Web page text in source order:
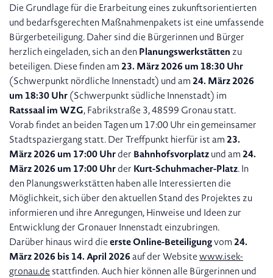
Die Grundlage für die Erarbeitung eines zukunftsorientierten
und bedarfsgerechten Maßnahmenpakets ist eine umfassende
Bürgerbeteiligung. Daher sind die Bürgerinnen und Bürger
herzlich eingeladen, sich an denPlanungswerkstätten zu
beteiligen. Diese finden am 23. März 2026 um 18:30 Uhr
(Schwerpunkt nördliche Innenstadt) und am 24. März 2026
um 18:30 Uhr(Schwerpunkt südliche Innenstadt) im
Ratssaal im WZG, Fabrikstraße 3, 48599 Gronau statt.
Vorab findet an beiden Tagen um 17:00 Uhr ein gemeinsamer
Stadtspaziergang statt. Der Treffpunkt hierfür ist am 23.
März 2026 um 17:00 Uhrder Bahnhofsvorplatzund am 24.
März 2026 um 17:00 Uhrder Kurt-Schuhmacher-Platz. In
den Planungswerkstätten haben alle Interessierten die
Möglichkeit, sich über den aktuellen Stand des Projektes zu
informieren und ihre Anregungen, Hinweise und Ideen zur
Entwicklung der Gronauer Innenstadt einzubringen.
Darüber hinaus wird dieerste Online-Beteiligungvom 24.
März 2026 bis 14. April 2026auf der Websitewww.isek-
gronau.de stattfinden. Auch hier können alle Bürgerinnen und